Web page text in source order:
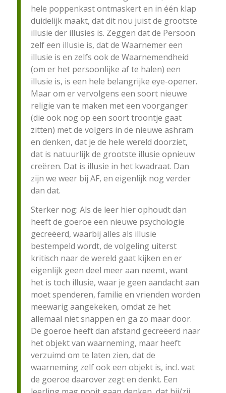
hele poppenkast ontmaskert en in één klap
duidelijk maakt, dat dit nou juist de grootste
illusie der illusies is. Zeggen dat de Persoon
zelf een illusie is, dat de Waarnemer een
illusie is en zelfs ook de Waarnemendheid
(om er het persoonlijke af te halen) een
illusie is, is een hele belangrijke eye-opener.
Maar om er vervolgens een soort nieuwe
religie van te maken met een voorganger
(die ook nog op een soort troontje gaat
zitten) met de volgers in de nieuwe ashram
en denken, dat je de hele wereld doorziet,
dat is natuurlijk de grootste illusie opnieuw
creëren. Dat is illusie in het kwadraat. Dan
zijn we weer bij AF, en eigenlijk nog verder
dan dat.
Sterker nog: Als de leer hier ophoudt dan
heeft de goeroe een nieuwe psychologie
gecreëerd, waarbij alles als illusie
bestempeld wordt, de volgeling uiterst
kritisch naar de wereld gaat kijken en er
eigenlijk geen deel meer aan neemt, want
het is toch illusie, waar je geen aandacht aan
moet spenderen, familie en vrienden worden
meewarig aangekeken, omdat ze het
allemaal niet snappen en ga zo maar door.
De goeroe heeft dan afstand gecreëerd naar
het objekt van waarneming, maar heeft
verzuimd om te laten zien, dat de
waarneming zelf ook een objekt is, incl. wat
de goeroe daarover zegt en denkt. Een